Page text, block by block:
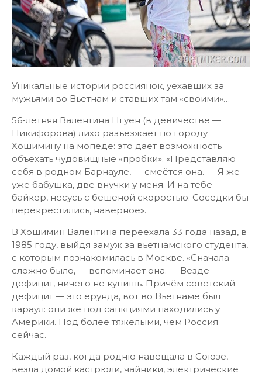
Уникальные истории россиянок, уехавших за
мужьями во Вьетнам и ставших там «своими»…
56-летняя Валентина Нгуен (в девичестве —
Никифорова) лихо разъезжает по городу
Хошимину на мопеде: это даёт возможность
объехать чудовищные «пробки». «Представляю
себя в родном Барнауле, — смеётся она. — Я же
уже бабушка, две внучки у меня. И на тебе —
байкер, несусь с бешеной скоростью. Соседки бы
перекрестились, наверное».
В Хошимин Валентина переехала 33 года назад, в
1985 году, выйдя замуж за вьетнамского студента,
с которым познакомилась в Москве. «Сначала
сложно было, — вспоминает она. — Везде
дефицит, ничего не купишь. Причём советский
дефицит — это ерунда, вот во Вьетнаме был
караул: они же под санкциями находились у
Америки. Под более тяжелыми, чем Россия
сейчас.
Каждый раз, когда родню навещала в Союзе,
везла домой кастрюли, чайники, электрические